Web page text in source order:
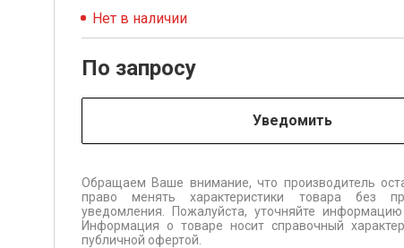
Нет в наличии
По запросу
Уведомить
Обращаем Ваше внимание, что производитель
право менять характеристики товара без
уведомления. Пожалуйста, уточняйте
Информация о товаре носит справочный
публичной офертой.